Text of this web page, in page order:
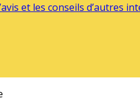
et les conseils d’autres